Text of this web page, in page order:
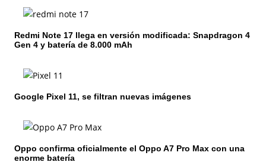
n
d
e
e
r
Redmi Note 17 llega en versión modificada: Snapdragon 4
Gen 4 y batería de 8.000 mAh
Google Pixel 11, se filtran nuevas imágenes
Oppo confirma oficialmente el Oppo A7 Pro Max con una
enorme batería